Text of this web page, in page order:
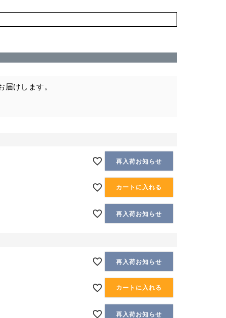
届けします。
再入荷お知らせ
カートに入れる
再入荷お知らせ
再入荷お知らせ
カートに入れる
再入荷お知らせ